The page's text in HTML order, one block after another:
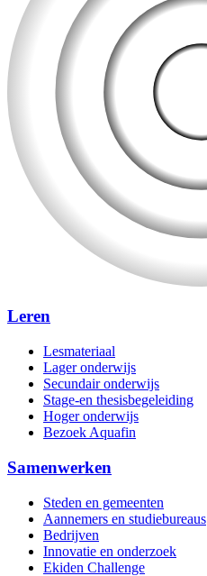
Leren
Lesmateriaal
Lager onderwijs
Secundair onderwijs
Stage-en thesisbegeleiding
Hoger onderwijs
Bezoek Aquafin
Samenwerken
Steden en gemeenten
Aannemers en studiebureaus
Bedrijven
Innovatie en onderzoek
Ekiden Challenge